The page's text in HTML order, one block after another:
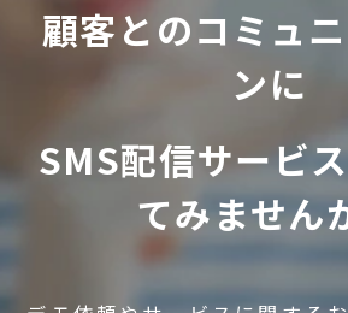
顧客とのコミュ
ンに
SMS配信サービ
てみません